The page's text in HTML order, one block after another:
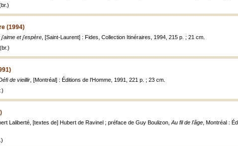
(1994)
j'aime et j'espère , [Saint-Laurent] : Fides, Collection Itinéraires, 1994, 215 p. ; 21 cm.
de vieillir , [Montréal] : Éditions de l'Homme, 1991, 221 p. ; 23 cm.
Laliberté, [textes de] Hubert de Ravinel ; préface de Guy Boulizon, Au fil de l'âge , Montréal :